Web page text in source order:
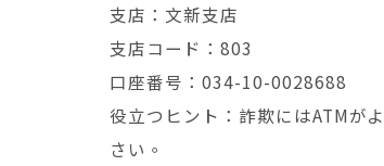
支店：文新支店
支店コード：803
口座番号：034-10-0028688
役立つヒント：詐欺にはATMが
さい。